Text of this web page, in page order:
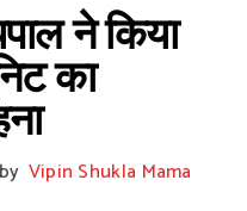
ने किया
का
by Vipin Shukla Mama